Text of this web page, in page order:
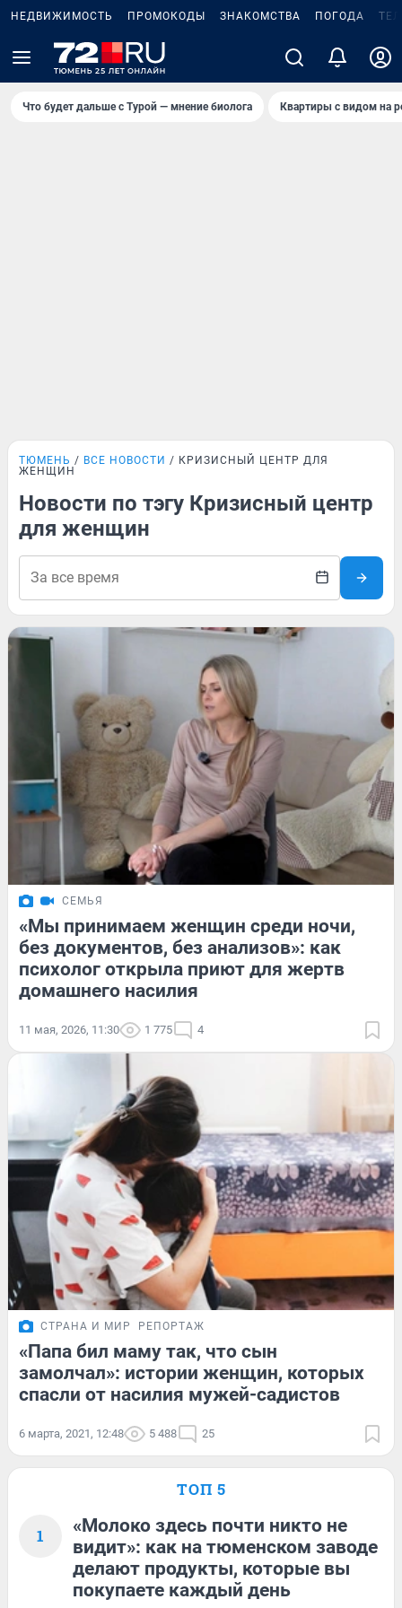
НЕДВИЖИМОСТЬ ПРОМОКОДЫ ЗНАКОМСТВА ПОГОДА
Что будет дальше с Турой — мнение биолога Квартиры с видом на
ТЮМЕНЬ ВСЕ НОВОСТИ
КРИЗИСНЫЙ ЦЕНТР ДЛЯ
ЖЕНЩИН
Новости по тэгу Кризисный центр
для женщин
СЕМЬЯ
«Мы принимаем женщин среди ночи,
без документов, без анализов»: как
психолог открыла приют для жертв
домашнего насилия
11 мая, 2026, 11:30 1 775 4
СТРАНА И МИР РЕПОРТАЖ
«Папа бил маму так, что сын
замолчал»: истории женщин, которых
спасли от насилия мужей-садистов
6 марта, 2021, 12:48 5 488 25
ТОП 5
1
«Молоко здесь почти никто не
видит»: как на тюменском заводе
делают продукты, которые вы
покупаете каждый день